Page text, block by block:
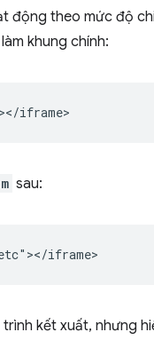
động theo mức độ
làm khung chính:
sau:
kết xuất, nhưng